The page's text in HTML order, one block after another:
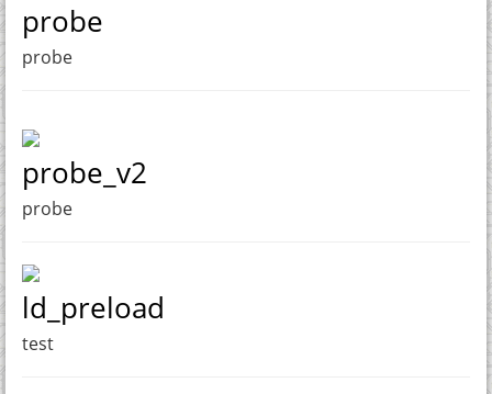
probe
probe
probe_v2
probe
ld_preload
test